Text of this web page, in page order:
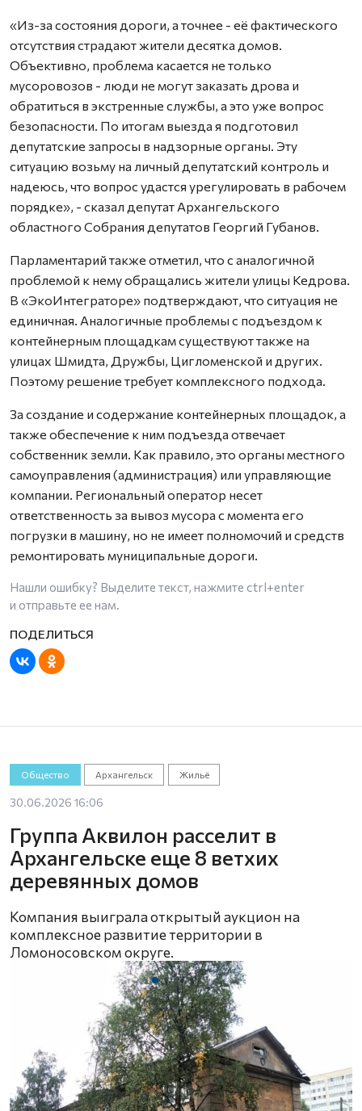
«Из-за состояния дороги, а точнее - её фактического
отсутствия страдают жители десятка домов.
Объективно, проблема касается не только
мусоровозов - люди не могут заказать дрова и
обратиться в экстренные службы, а это уже вопрос
безопасности. По итогам выезда я подготовил
депутатские запросы в надзорные органы. Эту
ситуацию возьму на личный депутатский контроль и
надеюсь, что вопрос удастся урегулировать в рабочем
порядке», - сказал депутат Архангельского
областного Собрания депутатов Георгий Губанов.
Парламентарий также отметил, что с аналогичной
проблемой к нему обращались жители улицы Кедрова.
В «ЭкоИнтеграторе» подтверждают, что ситуация не
единичная. Аналогичные проблемы с подъездом к
контейнерным площадкам существуют также на
улицах Шмидта, Дружбы, Цигломенской и других.
Поэтому решение требует комплексного подхода.
За создание и содержание контейнерных площадок, а
также обеспечение к ним подъезда отвечает
собственник земли. Как правило, это органы местного
самоуправления (администрация) или управляющие
компании. Региональный оператор несет
ответственность за вывоз мусора с момента его
погрузки в машину, но не имеет полномочий и средств
ремонтировать муниципальные дороги.
Нашли ошибку? Выделите текст, нажмите ctrl+enter
и отправьте ее нам.
Общество Архангельск Жильё
30.06.2026 16:06
Группа Аквилон расселит в
Архангельске еще 8 ветхих
деревянных домов
Компания выиграла открытый аукцион на
комплексное развитие территории в
Ломоносовском округе.